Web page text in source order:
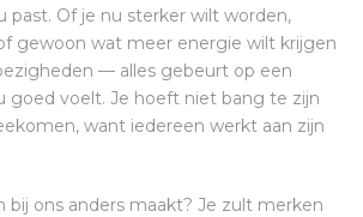
past. Of je nu sterker wilt worden,
gewoon wat meer energie wilt krijgen
— alles gebeurt op een
goed voelt. Je hoeft niet bang te zijn
want iedereen werkt aan zijn
bij ons anders maakt? Je zult merken